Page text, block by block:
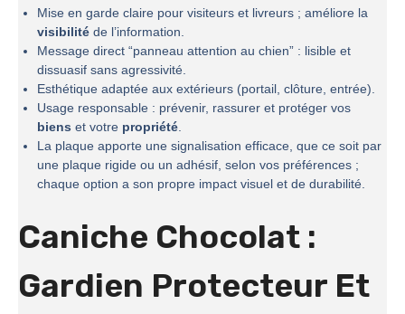
Mise en garde claire pour visiteurs et livreurs ; améliore la
visibilité de l’information.
Message direct “panneau attention au chien” : lisible et
dissuasif sans agressivité.
Esthétique adaptée aux extérieurs (portail, clôture, entrée).
Usage responsable : prévenir, rassurer et protéger vos
biens et votre propriété.
La plaque apporte une signalisation efficace, que ce soit par
une plaque rigide ou un adhésif, selon vos préférences ;
chaque option a son propre impact visuel et de durabilité.
Caniche Chocolat :
Gardien Protecteur Et